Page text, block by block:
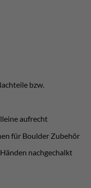
bzw.
aufrecht
für Boulder Zubehör
nachgechalkt